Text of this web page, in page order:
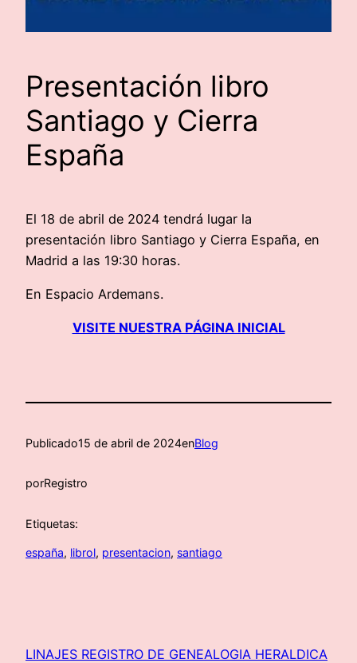
Presentación libro
Santiago y Cierra
España
El 18 de abril de 2024 tendrá lugar la
presentación libro Santiago y Cierra España, en
Madrid a las 19:30 horas.
En Espacio Ardemans.
VISITE NUESTRA PÁGINA INICIAL
Publicado15 de abril de 2024enBlog
porRegistro
Etiquetas:
españa, librol, presentacion, santiago
LINAJES REGISTRO DE GENEALOGIA HERALDICA